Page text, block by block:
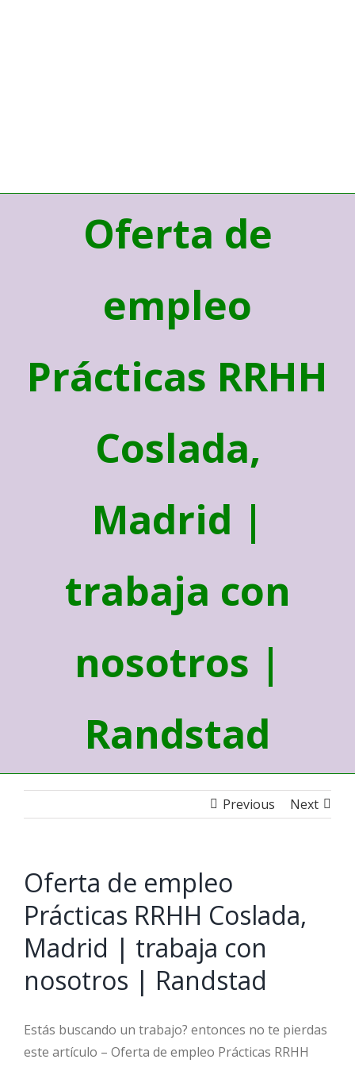
Oferta de
empleo
Prácticas RRHH
Coslada,
Madrid |
trabaja con
nosotros |
Randstad
Previous Next
Oferta de empleo
Prácticas RRHH Coslada,
Madrid | trabaja con
nosotros | Randstad
Estás buscando un trabajo? entonces no te pierdas
este artículo – Oferta de empleo Prácticas RRHH